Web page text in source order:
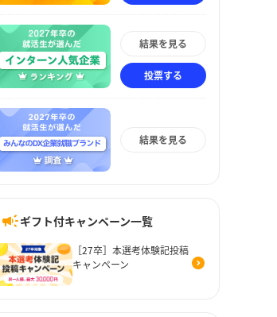
結果を見る
投票する
結果を見る
ギフト付キャンペーン一覧
［27卒］本選考体験記投稿
キャンペーン